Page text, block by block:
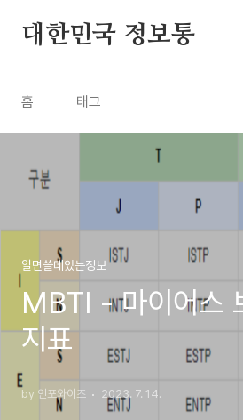
대한민국 정보통
홈 태그
알면쓸데있는정보
MBTI - 마이어스
지표
by 인포와이즈 2023. 7. 14.